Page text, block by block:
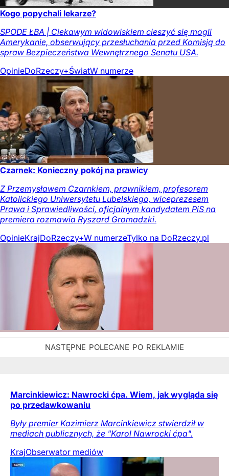
Kogo popychali lekarze?
SPODE ŁBA | Ciekawym widowiskiem cieszyć się mogli
Amerykanie, obserwujący przesłuchania przed Komisją do
spraw Bezpieczeństwa Wewnętrznego Senatu USA.
OpinieDoRzeczy+ŚwiatW numerze
Czarnek: Konieczny pokój na prawicy
Z Przemysławem Czarnkiem, prawnikiem, profesorem
Katolickiego Uniwersytetu Lubelskiego, wiceprezesem
Prawa i Sprawiedliwości, oficjalnym kandydatem PiS na
premiera rozmawia Ryszard Gromadzki.
OpinieKrajDoRzeczy+W numerzeTylko na DoRzeczy.pl
Marcinkiewicz: Nawrocki ćpa. Wiem, jak wygląda się
po przedawkowaniu
Były premier Kazimierz Marcinkiewicz stwierdził w
mediach publicznych, że "Karol Nawrocki ćpa".
KrajObserwator mediów